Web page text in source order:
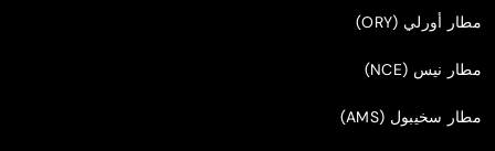
مطار أورلي (ORY)
مطار نيس (NCE)
مطار سخيبول (AMS)